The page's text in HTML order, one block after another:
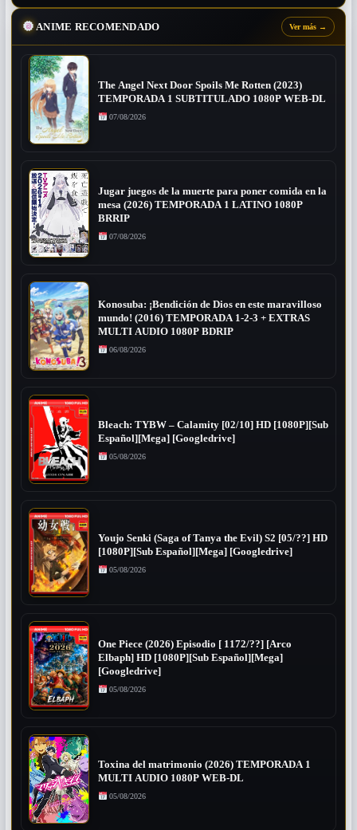
ANIME RECOMENDADO Ver más →
The Angel Next Door Spoils Me Rotten (2023)
TEMPORADA 1 SUBTITULADO 1080P WEB-DL
07/08/2026
Jugar juegos de la muerte para poner comida en la
mesa (2026) TEMPORADA 1 LATINO 1080P
BRRIP
07/08/2026
Konosuba: ¡Bendición de Dios en este maravilloso
mundo! (2016) TEMPORADA 1-2-3 + EXTRAS
MULTI AUDIO 1080P BDRIP
06/08/2026
Bleach: TYBW – Calamity [02/10] HD [1080P][Sub
Español][Mega] [Googledrive]
05/08/2026
Youjo Senki (Saga of Tanya the Evil) S2 [05/??] HD
[1080P][Sub Español][Mega] [Googledrive]
05/08/2026
One Piece (2026) Episodio [ 1172/??] [Arco
Elbaph] HD [1080P][Sub Español][Mega]
[Googledrive]
05/08/2026
Toxina del matrimonio (2026) TEMPORADA 1
MULTI AUDIO 1080P WEB-DL
05/08/2026